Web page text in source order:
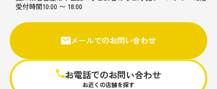
受付時間10:00 〜 18:00
メールでのお問い合わせ
お電話でのお問い合わせ
お近くの店舗を探す